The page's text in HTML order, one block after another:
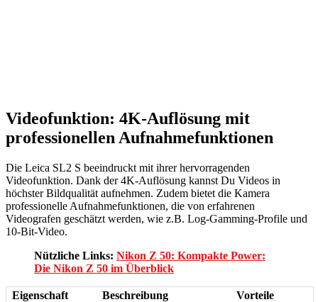
Videofunktion: 4K-Auflösung mit
professionellen Aufnahmefunktionen
Die Leica SL2 S beeindruckt mit ihrer hervorragenden
Videofunktion. Dank der 4K-Auflösung kannst Du Videos in
höchster Bildqualität aufnehmen. Zudem bietet die Kamera
professionelle Aufnahmefunktionen, die von erfahrenen
Videografen geschätzt werden, wie z.B. Log-Gamming-Profile und
10-Bit-Video.
Nützliche Links: Nikon Z 50: Kompakte Power:
Die Nikon Z 50 im Überblick
Eigenschaft Beschreibung
Vorteile